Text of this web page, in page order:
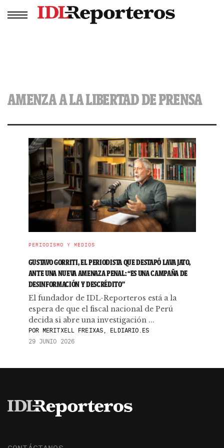
AMENZA A LA LIBERTAD DE PRENSA
PERIODISMO Y MEDIOS
GUSTAVO GORRITI, EL PERIODISTA QUE DESTAPÓ LAVA JATO,
ANTE UNA NUEVA AMENAZA PENAL: “ES UNA CAMPAÑA DE
DESINFORMACIÓN Y DESCRÉDITO”
El fundador de IDL-Reporteros está a la
espera de que el fiscal nacional de Perú
decida si abre una investigación ...
PORMERITXELL FREIXAS, ELDIARIO.ES
29 JUNIO 2026